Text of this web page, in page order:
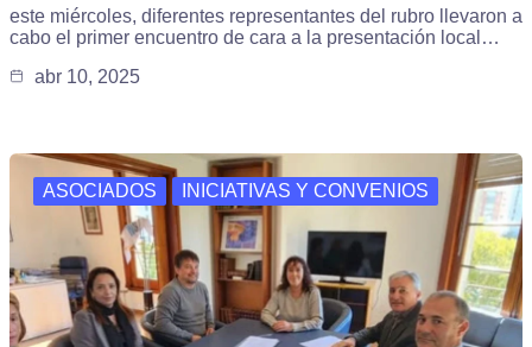
este miércoles, diferentes representantes del rubro llevaron a
cabo el primer encuentro de cara a la presentación local…
abr 10, 2025
ASOCIADOS INICIATIVAS Y CONVENIOS